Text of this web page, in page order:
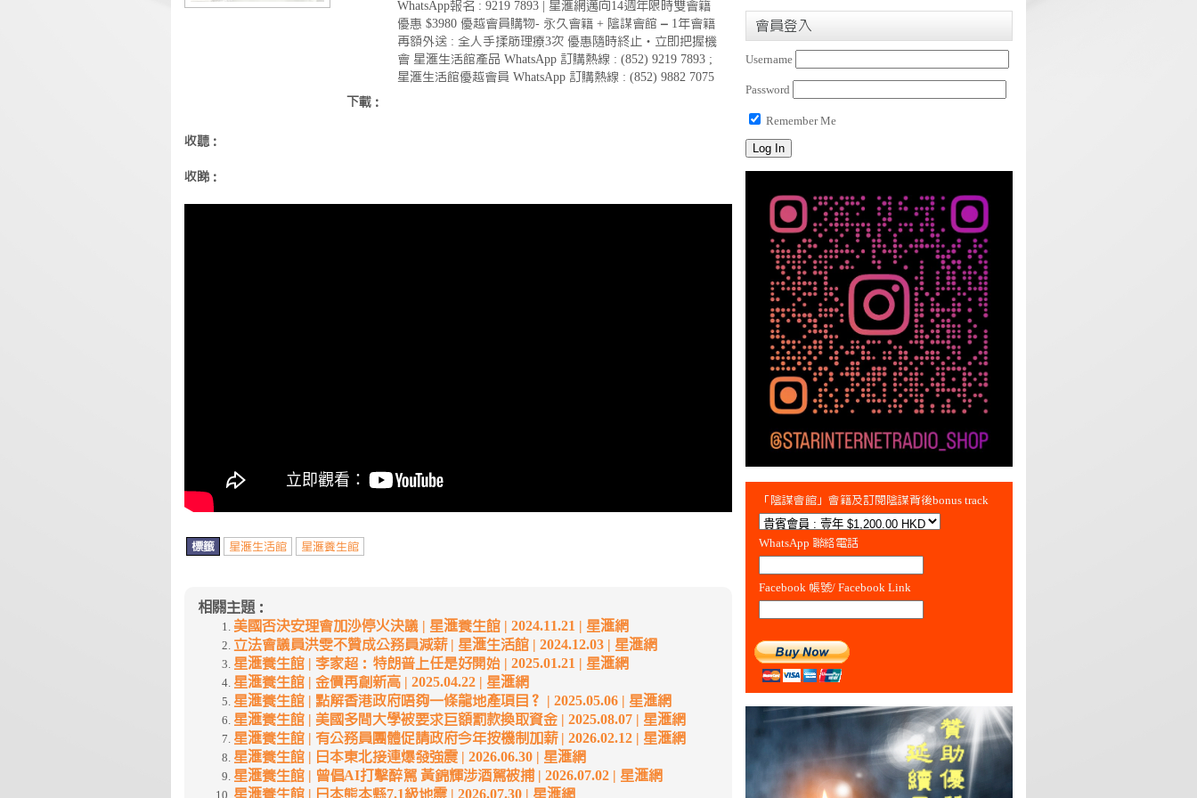
WhatsApp報名 : 9219 7893 | 星滙網邁向14週年限時雙會籍
優惠 $3980 優越會員購物- 永久會籍 + 陰謀會館 – 1年會籍
再額外送 : 全人手揉筋理療3次 優惠隨時終止・立即把握機
會 星滙生活館產品 WhatsApp 訂購熱線 : (852) 9219 7893 ;
星滙生活館優越會員 WhatsApp 訂購熱線 : (852) 9882 7075
下載：
收聽：
收睇：
標籤 星滙生活館 星滙養生館
相關主題：
美國否決安理會加沙停火決議 | 星滙養生館 | 2024.11.21 | 星滙網
立法會議員洪雯不贊成公務員減薪 | 星滙生活館 | 2024.12.03 | 星滙網
星滙養生館 | 李家超：特朗普上任是好開始 | 2025.01.21 | 星滙網
星滙養生館 | 金價再創新高 | 2025.04.22 | 星滙網
星滙養生館 | 點解香港政府唔夠一條龍地產項目？ | 2025.05.06 | 星滙網
星滙養生館 | 美國多間大學被要求巨額罰款換取資金 | 2025.08.07 | 星滙網
星滙養生館 | 有公務員團體促請政府今年按機制加薪 | 2026.02.12 | 星滙網
星滙養生館 | 日本東北接連爆發強震 | 2026.06.30 | 星滙網
星滙養生館 | 曾倡AI打擊醉駕 黃錦輝涉酒駕被捕 | 2026.07.02 | 星滙網
星滙養生館 | 日本熊本縣7.1級地震 | 2026.07.30 | 星滙網
會員登入
Username
Password
Remember Me
「陰謀會館」會籍及訂閱陰謀背後bonus track
WhatsApp 聯絡電話
Facebook 帳號/ Facebook Link